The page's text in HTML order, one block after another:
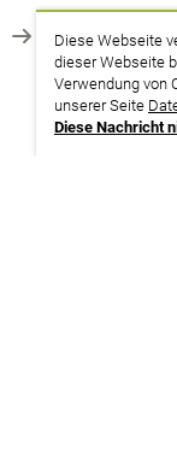
Diese Webseite
dieser Webseite
Verwendung von
unserer Seite
Diese Nachricht
zurück zur